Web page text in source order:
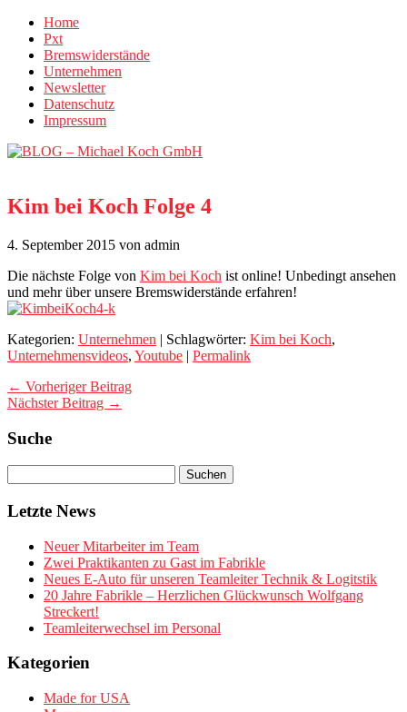
Home
Pxt
Bremswiderstände
Unternehmen
Newsletter
Datenschutz
Impressum
Kim bei Koch Folge 4
4. September 2015 von admin
Die nächste Folge von Kim bei Koch ist online! Unbedingt ansehen
und mehr über unsere Bremswiderstände erfahren!
Kategorien: Unternehmen | Schlagwörter: Kim bei Koch,
Unternehmensvideos, Youtube | Permalink
← Vorheriger Beitrag
Nächster Beitrag →
Suche
Letzte News
Neuer Mitarbeiter im Team
Zwei Praktikanten zu Gast im Fabrikle
Neues E-Auto für unseren Teamleiter Technik & Logitstik
20 Jahre Fabrikle – Herzlichen Glückwunsch Wolfgang
Streckert!
Teamleiterwechsel im Personal
Kategorien
Made for USA